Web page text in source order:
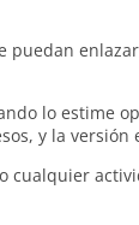
puedan
lo estime
y la versión
cualquier